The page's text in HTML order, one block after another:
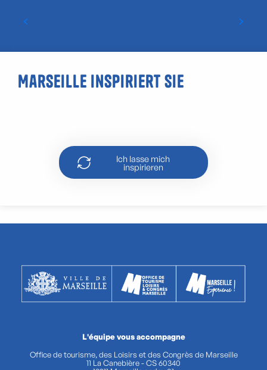
Marseille inspiriert Sie
Ich lasse mich
inspirieren
L'équipe vous accompagne
Office de tourisme, des Loisirs et des Congrès de Marseille
11 La Canebière - CS 60340